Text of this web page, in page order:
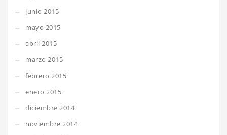
junio 2015
mayo 2015
abril 2015
marzo 2015
febrero 2015
enero 2015
diciembre 2014
noviembre 2014